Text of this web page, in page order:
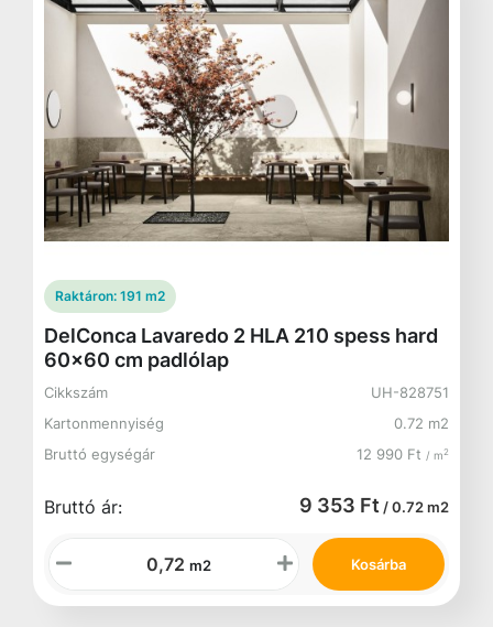
Raktáron: 191 m2
DelConca Lavaredo 2 HLA 210 spess hard
60x60 cm padlólap
Cikkszám
UH-828751
Kartonmennyiség
0.72 m2
Bruttó egységár
12 990 Ft / m2
Bruttó ár: 9 353 Ft / 0.72 m2
m2 Kosárba